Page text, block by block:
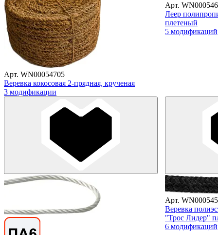
Арт. WN00054705
Веревка кокосовая 2-прядная, крученая
3 модификации
Арт.
Леер
плетеный
5 модификаций
Арт.
Веревка
"Трос Лидер"
6 модификаций